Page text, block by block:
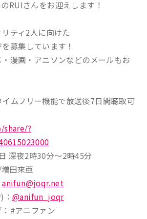
RUIさんをお迎えします！
ティ2人に向けた
募集しています！
漫画・アニソンなどのメールもお
ムフリー機能で放送後7日間聴取可
?
深夜2時30分～2時45分
田來亜
anifun@joqr.net
@anifun_joqr
#アニファン